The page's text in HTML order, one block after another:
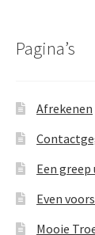
Pagina’s
Afrekenen
Een
Even
Mooie